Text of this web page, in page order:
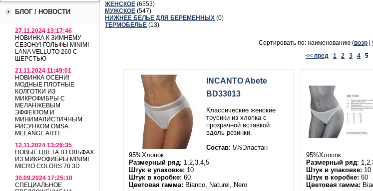
БЛОГ / НОВОСТИ
27.11.2024 13:17:46
НОВИНКА К ЗИМНЕМУ
СЕЗОНУ! ГОЛЬФЫ MINIMI
LANA VELLUTO 260 С
ШЕРСТЬЮ
21.11.2024 11:49:01
НОВИНКА ОСЕНИ!
МОДНЫЕ ПЛОТНЫЕ
КОЛГОТКИ ИЗ
МИКРОФИБРЫ С
МЕЛАНЖЕВЫМ
ЭФФЕКТОМ И
МИНИМАЛИСТИЧНЫМ
РИСУНКОМ OMSA
MELANGE ARTE
12.11.2024 13:26:35
НОВЫЕ ЦВЕТА В ГОЛЬФАХ
ИЗ МИКРОФИБРЫ MINIMI
MICRO COLORS 70 3D
30.09.2024 17:25:10
СПЕЦИАЛЬНОЕ
ЖЕНСКОЕ (6553)
МУЖСКОЕ (547)
НИЖНЕЕ БЕЛЬЕ ДЛЯ БЕРЕМЕННЫХ (0)
ТЕРМОБЕЛЬЕ (13)
Сортировать по: наименованию (возр
<< пред
1 2 3 4 5
INCANTO Abete
BD33013
Классические женские
трусики из хлопка с
прозрачной вставкой
вдоль резинки.
Состав: 5%Эластан
95%Хлопок
Размерный ряд: 1,2,3,4,5
Штук в упаковке: 10
Штук в коробке: 60
Цветовая гамма: Bianco, Naturel, Nero
95%Хлопок
Размерный ряд:
Штук в упаковке: 10
Штук в коробке: 60
Цветовая гамма: